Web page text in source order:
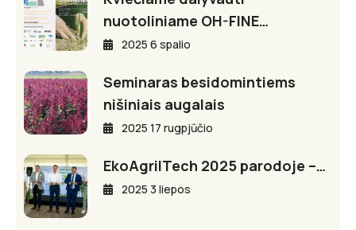
nuotoliniame OH-FINE…
2025 6 spalio
Seminaras besidomintiems
nišiniais augalais
2025 17 rugpjūčio
EkoAgriITech 2025 parodoje –…
2025 3 liepos